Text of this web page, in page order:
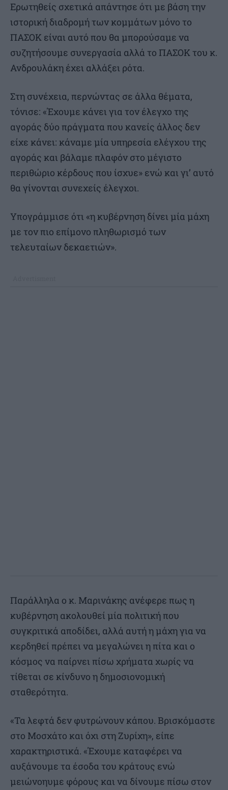
Ερωτηθείς σχετικά απάντησε ότι με βάση την
ιστορική διαδρομή των κομμάτων μόνο το
ΠΑΣΟΚ είναι αυτό που θα μπορούσαμε να
συζητήσουμε συνεργασία αλλά το ΠΑΣΟΚ του κ.
Ανδρουλάκη έχει αλλάξει ρότα.
Στη συνέχεια, περνώντας σε άλλα θέματα,
τόνισε: «Έχουμε κάνει για τον έλεγχο της
αγοράς δύο πράγματα που κανείς άλλος δεν
είχε κάνει: κάναμε μία υπηρεσία ελέγχου της
αγοράς και βάλαμε πλαφόν στο μέγιστο
περιθώριο κέρδους που ίσχυε» ενώ και γι’ αυτό
θα γίνονται συνεχείς έλεγχοι.
Υπογράμμισε ότι «η κυβέρνηση δίνει μία μάχη
με τον πιο επίμονο πληθωρισμό των
τελευταίων δεκαετιών».
Παράλληλα ο κ. Μαρινάκης ανέφερε πως η
κυβέρνηση ακολουθεί μία πολιτική που
συγκριτικά αποδίδει, αλλά αυτή η μάχη για να
κερδηθεί πρέπει να μεγαλώνει η πίτα και ο
κόσμος να παίρνει πίσω χρήματα χωρίς να
τίθεται σε κίνδυνο η δημοσιονομική
σταθερότητα.
«Τα λεφτά δεν φυτρώνουν κάπου. Βρισκόμαστε
στο Μοσχάτο και όχι στη Ζυρίχη», είπε
χαρακτηριστικά. «Έχουμε καταφέρει να
αυξάνουμε τα έσοδα του κράτους ενώ
μειώνοηυμε φόρους και να δίνουμε πίσω στον